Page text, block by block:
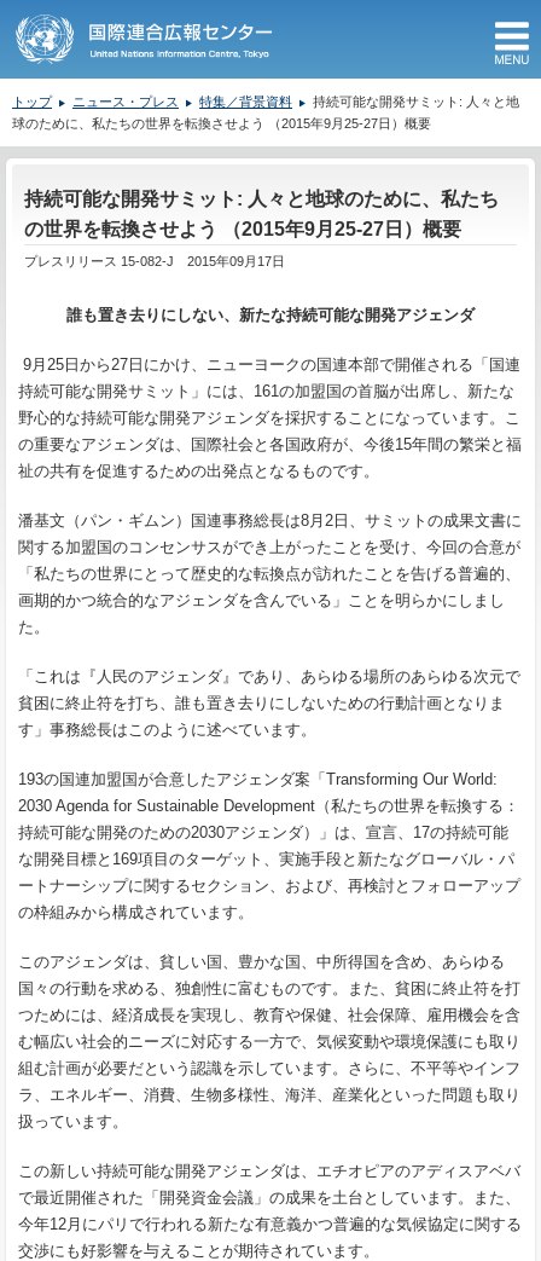
トップ ニュース・プレス 特集／背景資料
持続可能な開発サミット: 人々と地
球のために、私たちの世界を転換させよう （2015年9月25-27日）概要
持続可能な開発サミット: 人々と地球のために、私たち
の世界を転換させよう （2015年9月25-27日）概要
プレスリリース 15-082-J 2015年09月17日
誰も置き去りにしない、新たな持続可能な開発アジェンダ
9月25日から27日にかけ、ニューヨークの国連本部で開催される「国連
持続可能な開発サミット」には、161の加盟国の首脳が出席し、新たな
野心的な持続可能な開発アジェンダを採択することになっています。こ
の重要なアジェンダは、国際社会と各国政府が、今後15年間の繁栄と福
祉の共有を促進するための出発点となるものです。
潘基文（パン・ギムン）国連事務総長は8月2日、サミットの成果文書に
関する加盟国のコンセンサスができ上がったことを受け、今回の合意が
「私たちの世界にとって歴史的な転換点が訪れたことを告げる普遍的、
画期的かつ統合的なアジェンダを含んでいる」ことを明らかにしまし
た。
「これは『人民のアジェンダ』であり、あらゆる場所のあらゆる次元で
貧困に終止符を打ち、誰も置き去りにしないための行動計画となりま
す」事務総長はこのように述べています。
193の国連加盟国が合意したアジェンダ案「Transforming Our World:
2030 Agenda for Sustainable Development（私たちの世界を転換する：
持続可能な開発のための2030アジェンダ）」は、宣言、17の持続可能
な開発目標と169項目のターゲット、実施手段と新たなグローバル・パ
ートナーシップに関するセクション、および、再検討とフォローアップ
の枠組みから構成されています。
このアジェンダは、貧しい国、豊かな国、中所得国を含め、あらゆる
国々の行動を求める、独創性に富むものです。また、貧困に終止符を打
つためには、経済成長を実現し、教育や保健、社会保障、雇用機会を含
む幅広い社会的ニーズに対応する一方で、気候変動や環境保護にも取り
組む計画が必要だという認識を示しています。さらに、不平等やインフ
ラ、エネルギー、消費、生物多様性、海洋、産業化といった問題も取り
扱っています。
この新しい持続可能な開発アジェンダは、エチオピアのアディスアベバ
で最近開催された「開発資金会議」の成果を土台としています。また、
今年12月にパリで行われる新たな有意義かつ普遍的な気候協定に関する
交渉にも好影響を与えることが期待されています。